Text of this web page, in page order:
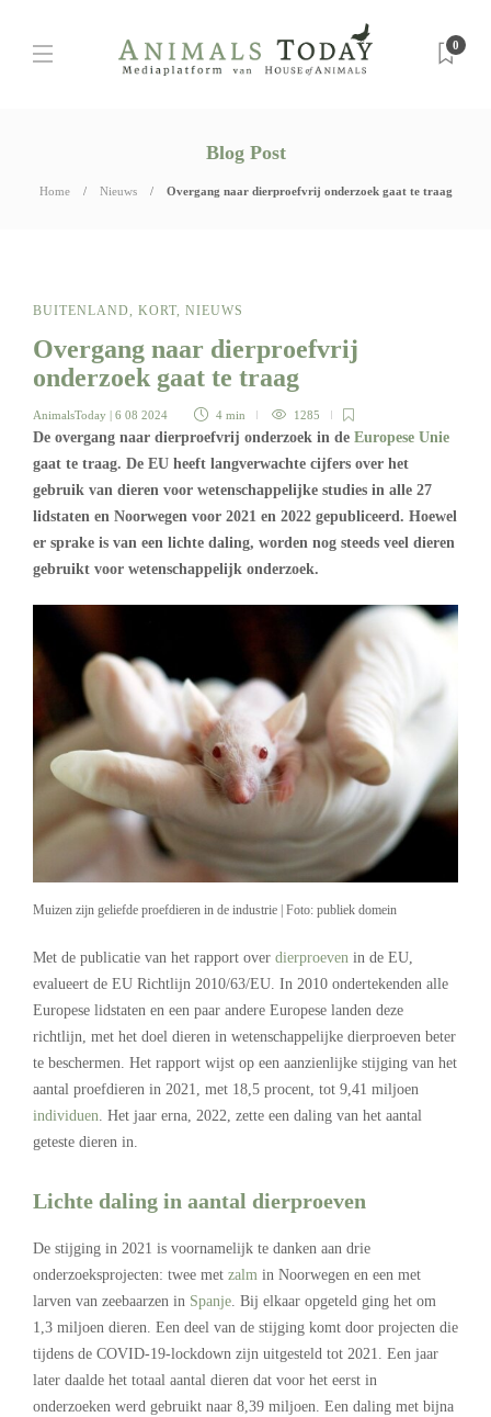
0
Blog Post
Home Nieuws Overgang naar dierproefvrij onderzoek gaat te traag
BUITENLAND, KORT, NIEUWS
Overgang naar dierproefvrij
onderzoek gaat te traag
AnimalsToday | 6 08 2024 4 min 1285
De overgang naar dierproefvrij onderzoek in de Europese Unie
gaat te traag. De EU heeft langverwachte cijfers over het
gebruik van dieren voor wetenschappelijke studies in alle 27
lidstaten en Noorwegen voor 2021 en 2022 gepubliceerd. Hoewel
er sprake is van een lichte daling, worden nog steeds veel dieren
gebruikt voor wetenschappelijk onderzoek.
Muizen zijn geliefde proefdieren in de industrie | Foto: publiek domein
Met de publicatie van het rapport over dierproeven in de EU,
evalueert de EU Richtlijn 2010/63/EU. In 2010 ondertekenden alle
Europese lidstaten en een paar andere Europese landen deze
richtlijn, met het doel dieren in wetenschappelijke dierproeven beter
te beschermen. Het rapport wijst op een aanzienlijke stijging van het
aantal proefdieren in 2021, met 18,5 procent, tot 9,41 miljoen
individuen. Het jaar erna, 2022, zette een daling van het aantal
geteste dieren in.
Lichte daling in aantal dierproeven
De stijging in 2021 is voornamelijk te danken aan drie
onderzoeksprojecten: twee met zalm in Noorwegen en een met
larven van zeebaarzen in Spanje. Bij elkaar opgeteld ging het om
1,3 miljoen dieren. Een deel van de stijging komt door projecten die
tijdens de COVID-19-lockdown zijn uitgesteld tot 2021. Een jaar
later daalde het totaal aantal dieren dat voor het eerst in
onderzoeken werd gebruikt naar 8,39 miljoen. Een daling met bijna